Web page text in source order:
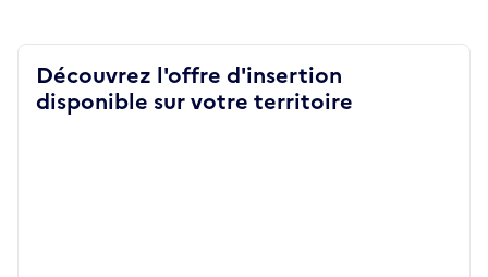
Découvrez l'offre d'insertion
disponible sur votre territoire